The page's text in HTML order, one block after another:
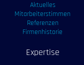
Aktuelles
Mitarbeiterstimmen
Referenzen
Firmenhistorie
Expertise